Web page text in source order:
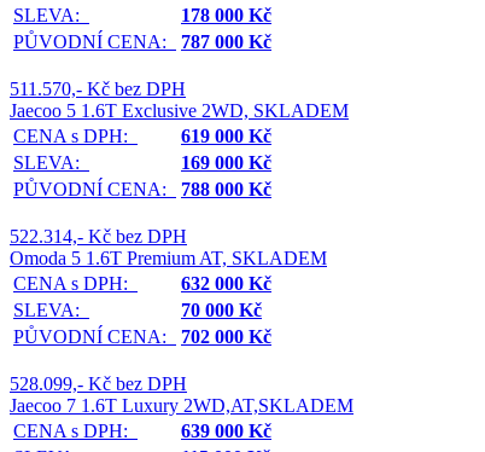
SLEVA:
178 000 Kč
PŮVODNÍ CENA:
787 000 Kč
511.570,- Kč bez DPH
Jaecoo 5 1.6T Exclusive 2WD, SKLADEM
CENA s DPH:
619 000 Kč
SLEVA:
169 000 Kč
PŮVODNÍ CENA:
788 000 Kč
522.314,- Kč bez DPH
Omoda 5 1.6T Premium AT, SKLADEM
CENA s DPH:
632 000 Kč
SLEVA:
70 000 Kč
PŮVODNÍ CENA:
702 000 Kč
528.099,- Kč bez DPH
Jaecoo 7 1.6T Luxury 2WD,AT,SKLADEM
CENA s DPH:
639 000 Kč